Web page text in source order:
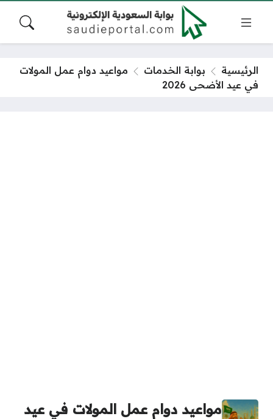
الرئيسية بوابة الخدمات
مواعيد دوام عمل المولات
في عيد الأضحى 2026
مواعيد دوام عمل المولات في عيد